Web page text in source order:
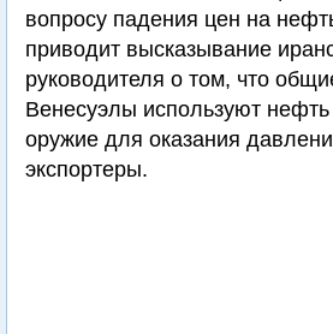
вопросу падения цен на
приводит высказывание
руководителя о том, что
Венесуэлы используют нефть
оружие для оказания
экспортеры.